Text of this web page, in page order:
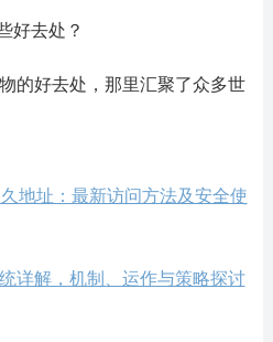
好去处？
的好去处，那里汇聚了众多世
地址：最新访问方法及安全使
详解，机制、运作与策略探讨